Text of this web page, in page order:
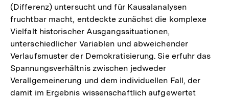
(Differenz) untersucht und für Kausalanalysen
fruchtbar macht, entdeckte zunächst die komplexe
Vielfalt historischer Ausgangssituationen,
unterschiedlicher Variablen und abweichender
Verlaufsmuster der Demokratisierung. Sie erfuhr das
Spannungsverhältnis zwischen jedweder
Verallgemeinerung und dem individuellen Fall, der
damit im Ergebnis wissenschaftlich aufgewertet